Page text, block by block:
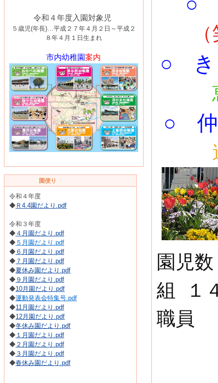
令和４年度入園対象児
５歳児(年長)…平成２７年４月２日～平成２
８年４月１日生まれ
市内幼稚園案内
園便り
令和４年度
◆ Ｒ4.4園だより.pdf
令和３年度
◆ ４月園だより.pdf
◆ ５月園だより.pdf
◆ ６月園だより.pdf
◆ ７月園だより.pdf
◆夏休み園だより.pdf
◆ ９月園だより.pdf
◆10月園だより.pdf
◆運動発表会特集号.pdf
◆11月園だより.pdf
◆12月園だより.pdf
◆冬休み園だより.pdf
◆ １月園だより.pdf
◆ ２月園だより.pdf
◆ ３月園だより.pdf
◆春休み園だより.pdf
○ き
○ 仲
園児
組 １
職